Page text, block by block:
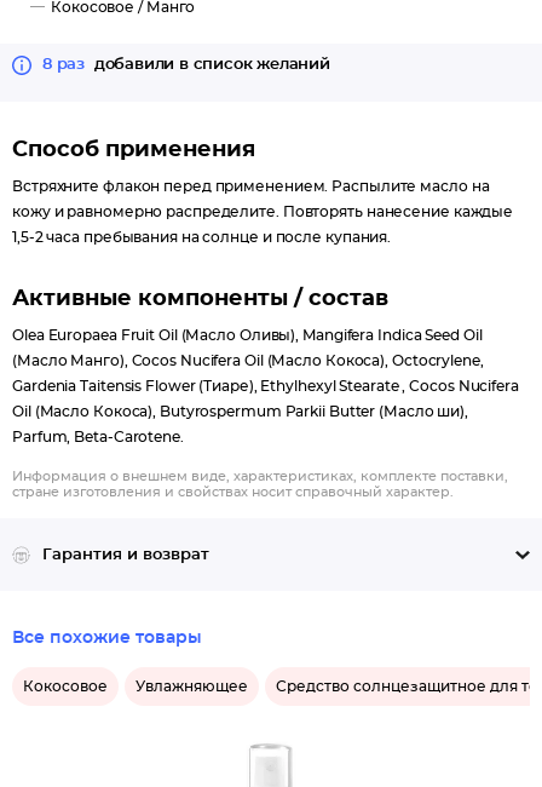
Кокосовое / Манго
8 раз добавили в список желаний
Способ применения
Встряхните флакон перед применением. Распылите масло на
кожу и равномерно распределите. Повторять нанесение каждые
1,5-2 часа пребывания на солнце и после купания.
Активные компоненты / состав
Olea Europaea Fruit Oil (Масло Оливы), Mangifera Indica Seed Oil
(Масло Манго), Cocos Nucifera Oil (Масло Кокоса), Octocrylene,
Gardenia Taitensis Flower (Тиаре), Ethylhexyl Stearate , Cocos Nucifera
Oil (Масло Кокоса), Butyrospermum Parkii Butter (Масло ши),
Parfum, Beta-Carotene.
Информация о внешнем виде, характеристиках, комплекте поставки,
стране изготовления и свойствах носит справочный характер.
Гарантия и возврат
Все похожие товары
Кокосовое Увлажняющее Средство солнцезащитное для